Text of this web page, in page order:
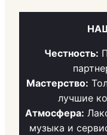
Честность:
Мастерство:
лучшие
Атмосфера:
музыка и